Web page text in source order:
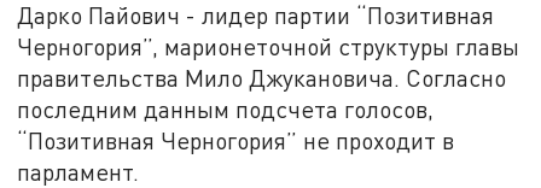
Дарко Пайович - лидер партии “Позитивная
Черногория”, марионеточной структуры главы
правительства Мило Джукановича. Согласно
последним данным подсчета голосов,
“Позитивная Черногория” не проходит в
парламент.